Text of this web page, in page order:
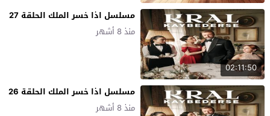
02:11:50
مسلسل اذا خسر الملك الحلقة 27
منذ 8 أشهر
مسلسل اذا خسر الملك الحلقة 26
منذ 8 أشهر